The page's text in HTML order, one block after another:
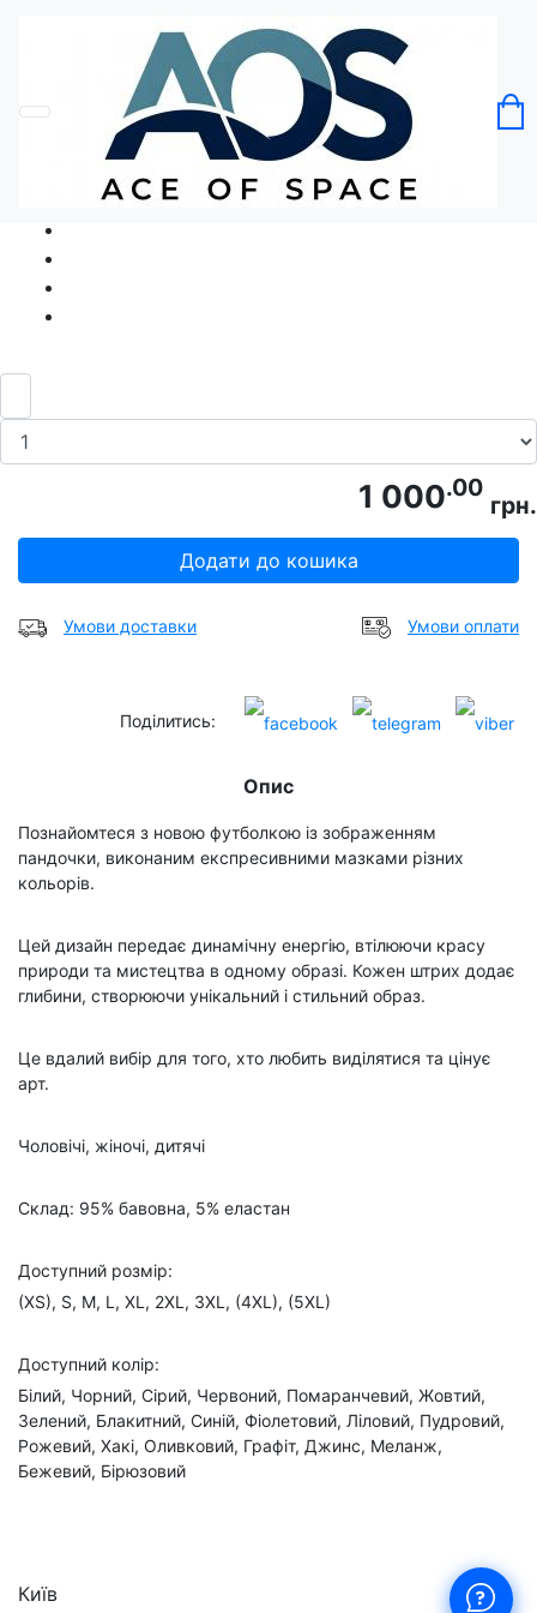
Без категорії
Футболка Панда Арт
Код товару: Ace5301
1 000.00
грн.
Додати до кошика
Умови доставки Умови оплати
Поділитись:
Опис
Познайомтеся з новою футболкою із зображенням
пандочки, виконаним експресивними мазками різних
кольорів.
Цей дизайн передає динамічну енергію, втілюючи красу
природи та мистецтва в одному образі. Кожен штрих додає
глибини, створюючи унікальний і стильний образ.
Це вдалий вибір для того, хто любить виділятися та цінує
арт.
Чоловічі, жіночі, дитячі
Склад: 95% бавовна, 5% еластан
Доступний розмір:
(XS), S, M, L, XL, 2XL, 3XL, (4XL), (5XL)
Доступний колір:
Білий, Чорний, Сірий, Червоний, Помаранчевий, Жовтий,
Зелений, Блакитний, Синій, Фіолетовий, Ліловий, Пудровий,
Рожевий, Хакі, Оливковий, Графіт, Джинс, Меланж,
Бежевий, Бірюзовий
Київ